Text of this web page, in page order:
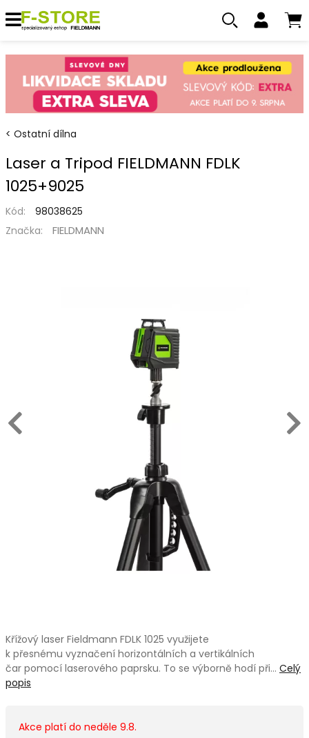
Ostatní dílna
Laser a Tripod FIELDMANN FDLK
1025+9025
Kód:
98038625
Značka:
FIELDMANN
Křížový laser Fieldmann FDLK 1025 využijete
k přesnému vyznačení horizontálních a vertikálních
čar pomocí laserového paprsku. To se výborně hodí při… Celý
popis
Akce platí do neděle 9.8.